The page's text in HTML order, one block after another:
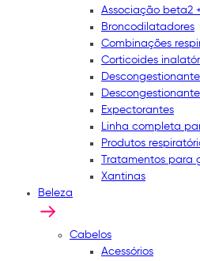
Associação beta2
Broncodilatadores
Combinações
Corticoides
Expectorantes
Linha completa
Produtos
Tratamentos para
Xantinas
Beleza
Cabelos
Acessórios